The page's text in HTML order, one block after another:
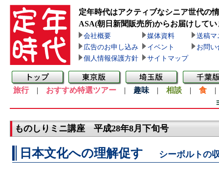
定年時代はアクティブなシニア世代の
ASA(朝日新聞販売所)からお届けしてい
会社概要 媒体資料
送稿マ
広告のお申し込み
イベント
お問い
個人情報保護方針
サイトマップ
旅行| おすすめ特選ツアー | 趣味 | 相談 | 食
ものしりミニ講座 平成28年8月下旬号
日本文化への理解促す シーボルトの